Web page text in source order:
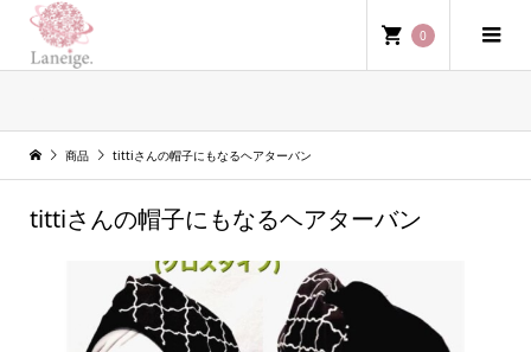
0
商品 tittiさんの帽子にもなるヘアターバン
tittiさんの帽子にもなるヘアターバン